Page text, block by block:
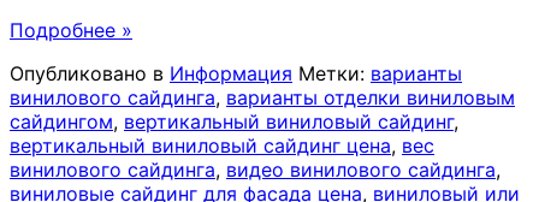
Подробнее »
Опубликовано в Информация Метки: варианты
винилового сайдинга, варианты отделки виниловым
сайдингом, вертикальный виниловый сайдинг,
вертикальный виниловый сайдинг цена, вес
винилового сайдинга, видео винилового сайдинга,
виниловые сайдинг для фасада цена, виниловый или